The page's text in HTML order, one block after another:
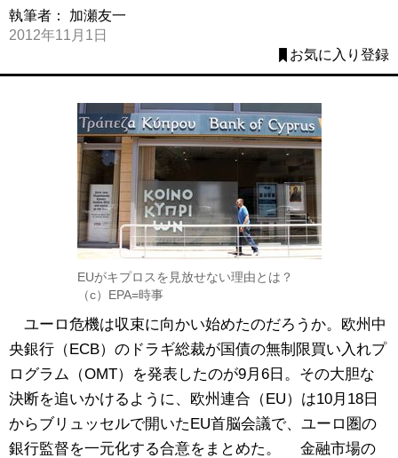
執筆者： 加瀬友一
2012年11月1日
お気に入り登録
EUがキプロスを見放せない理由とは？
（c）EPA=時事
ユーロ危機は収束に向かい始めたのだろうか。欧州中
央銀行（ECB）のドラギ総裁が国債の無制限買い入れプ
ログラム（OMT）を発表したのが9月6日。その大胆な
決断を追いかけるように、欧州連合（EU）は10月18日
からブリュッセルで開いたEU首脳会議で、ユーロ圏の
銀行監督を一元化する合意をまとめた。 金融市場の